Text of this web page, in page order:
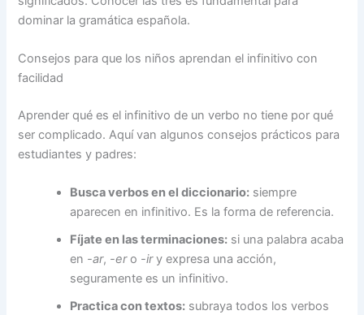
dominar la gramática española.
Consejos para que los niños aprendan el infinitivo con
facilidad
Aprender qué es el infinitivo de un verbo no tiene por qué
ser complicado. Aquí van algunos consejos prácticos para
estudiantes y padres:
Busca verbos en el diccionario: siempre
aparecen en infinitivo. Es la forma de referencia.
Fíjate en las terminaciones: si una palabra acaba
en -ar, -ero -iry expresa una acción,
seguramente es un infinitivo.
Practica con textos: subraya todos los verbos